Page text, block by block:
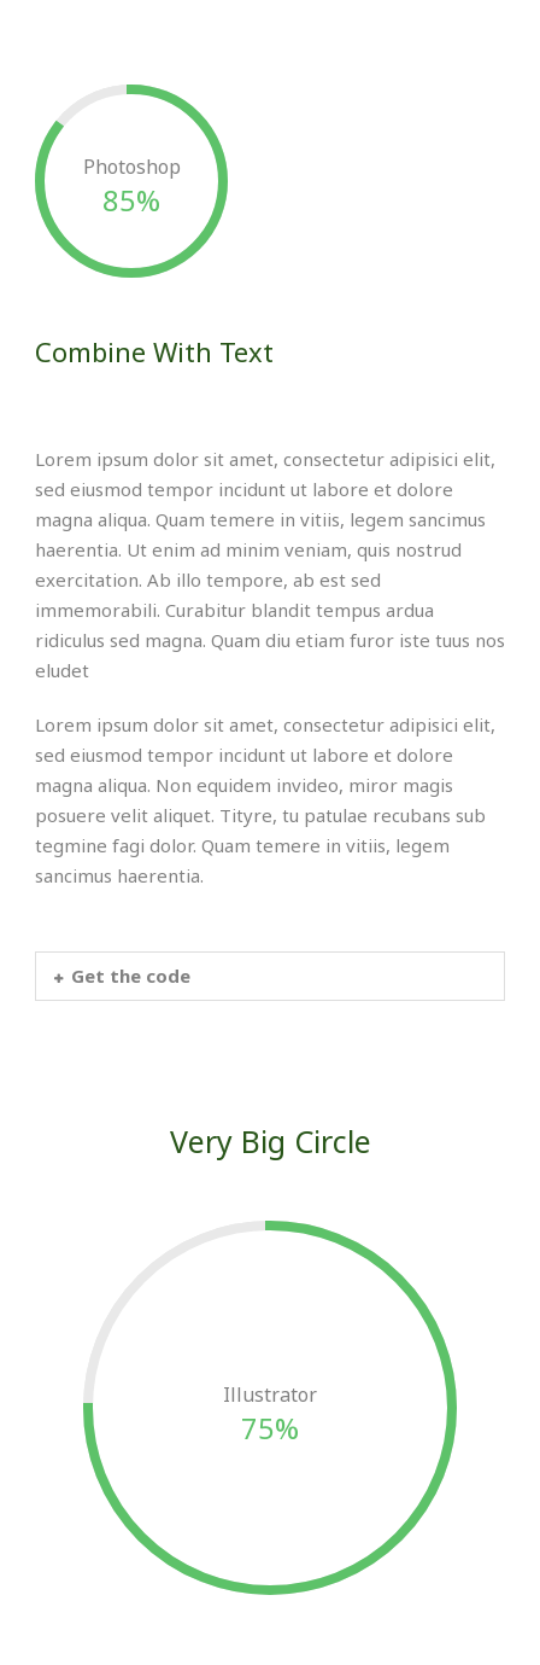
Photoshop
85%
Combine With Text
Lorem ipsum dolor sit amet, consectetur adipisici elit,
sed eiusmod tempor incidunt ut labore et dolore
magna aliqua. Quam temere in vitiis, legem sancimus
haerentia. Ut enim ad minim veniam, quis nostrud
exercitation. Ab illo tempore, ab est sed
immemorabili. Curabitur blandit tempus ardua
ridiculus sed magna. Quam diu etiam furor iste tuus nos
eludet
Lorem ipsum dolor sit amet, consectetur adipisici elit,
sed eiusmod tempor incidunt ut labore et dolore
magna aliqua. Non equidem invideo, miror magis
posuere velit aliquet. Tityre, tu patulae recubans sub
tegmine fagi dolor. Quam temere in vitiis, legem
sancimus haerentia.
Get the code
Very Big Circle
Illustrator
75%